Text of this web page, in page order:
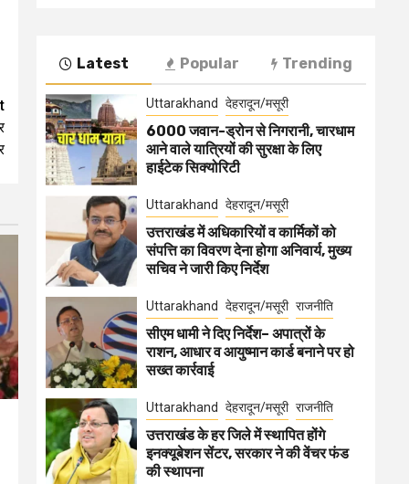
Latest Popular Trending
Uttarakhand देहरादून/मसूरी
6000 जवान-ड्रोन से निगरानी, चारधाम
आने वाले यात्रियों की सुरक्षा के लिए
हाईटेक सिक्योरिटी
Uttarakhand देहरादून/मसूरी
उत्तराखंड में अधिकारियों व कार्मिकों को
संपत्ति का विवरण देना होगा अनिवार्य, मुख्य
सचिव ने जारी किए निर्देश
Uttarakhand देहरादून/मसूरी राजनीति
सीएम धामी ने दिए निर्देश– अपात्रों के
राशन, आधार व आयुष्मान कार्ड बनाने पर हो
सख्त कार्रवाई
Uttarakhand देहरादून/मसूरी राजनीति
उत्तराखंड के हर जिले में स्थापित होंगे
इनक्यूबेशन सेंटर, सरकार ने की वेंचर फंड
की स्थापना